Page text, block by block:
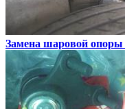
Замена шаровой опоры